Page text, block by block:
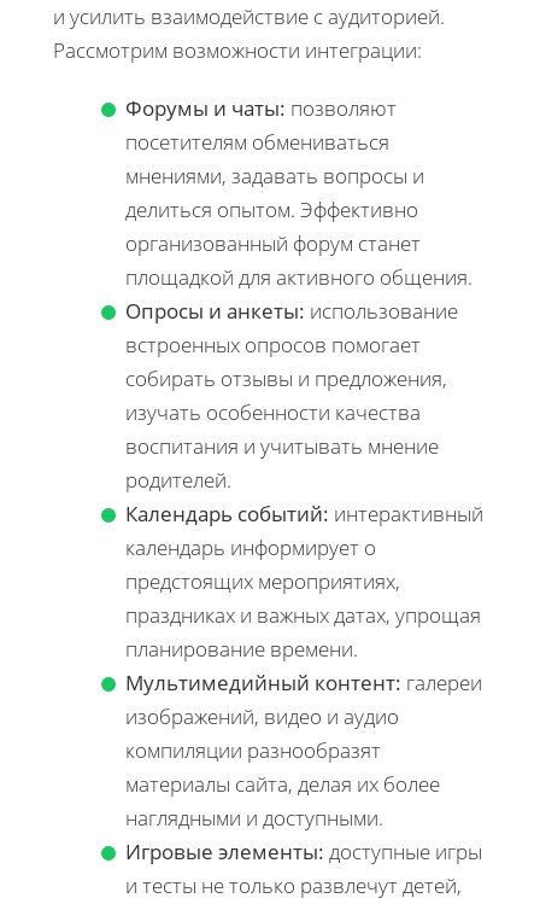
и усилить взаимодействие с аудиторией.
Рассмотрим возможности интеграции:
Форумы и чаты: позволяют
посетителям обмениваться
мнениями, задавать вопросы и
делиться опытом. Эффективно
организованный форум станет
площадкой для активного общения.
Опросы и анкеты: использование
встроенных опросов помогает
собирать отзывы и предложения,
изучать особенности качества
воспитания и учитывать мнение
родителей.
Календарь событий: интерактивный
календарь информирует о
предстоящих мероприятиях,
праздниках и важных датах, упрощая
планирование времени.
Мультимедийный контент: галереи
изображений, видео и аудио
компиляции разнообразят
материалы сайта, делая их более
наглядными и доступными.
Игровые элементы: доступные игры
и тесты не только развлечут детей,